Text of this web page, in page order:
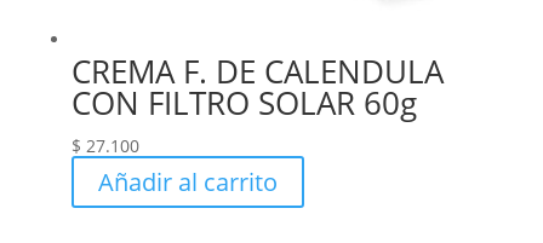
CREMA F. DE CALENDULA
CON FILTRO SOLAR 60g
$ 27.100
Añadir al carrito